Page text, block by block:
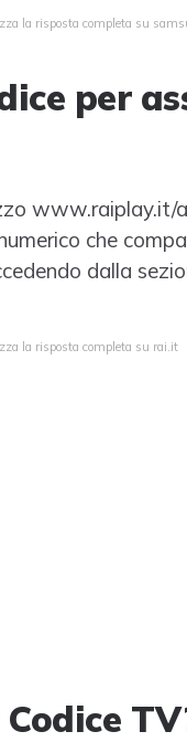
la risposta completa su
per
che
dalla
la risposta completa su rai.it